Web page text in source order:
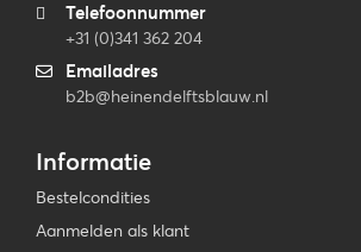
Telefoonnummer
+31 (0)341 362 204
Emailadres
b2b@heinendelftsblauw.nl
Informatie
Bestelcondities
Aanmelden als klant